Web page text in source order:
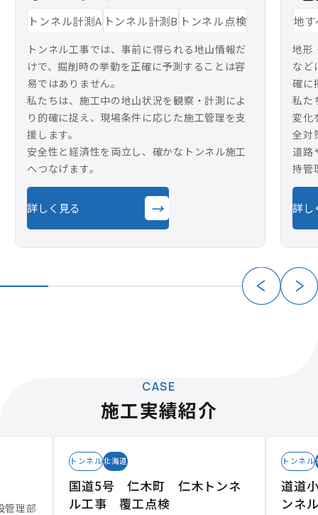
トンネル計測A トンネル計測B トンネル点検
トンネル工事では、事前に得られる地山情報だ
けで、掘削時の挙動を正確に予測することは容
易ではありません。
私たちは、施工中の地山状況を観察・計測によ
り的確に捉え、現場条件に応じた施工管理を支
援します。
安全性と経済性を両立し、確かなトンネル施工
へつなげます。
詳しく見る →
地
地形
など
確に
私た
変化
全対
道路
持管
詳し
CASE
施工実績紹介
管理部
トンネル北海道
国道5号 仁木町 仁木トンネ
ル工事 覆工点検
トンネル
道道
ンネ